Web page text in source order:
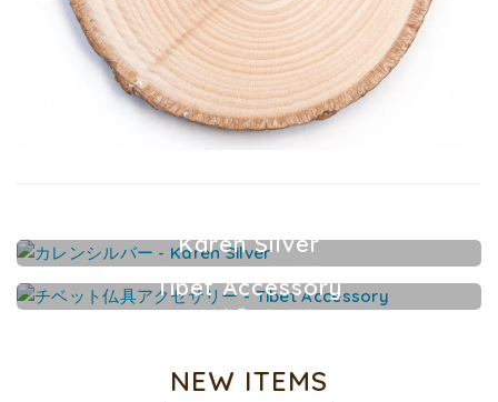
Karen Silver
カレンシルバーアクセサリー
Tibet Accessory
チベット仏具アクセサリー
NEW ITEMS